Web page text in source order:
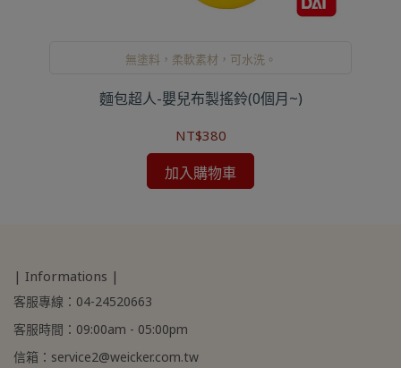
無塗料，柔軟素材，可水洗。
麵包超人-嬰兒布製搖鈴(0個月~)
NT$380
加入購物車
| Informations |
客服專線：04-24520663
客服時間：09:00am - 05:00pm
信箱：service2@weicker.com.tw